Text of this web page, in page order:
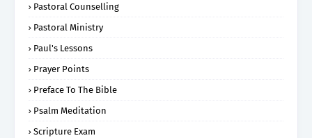
Pastoral Counselling
Pastoral Ministry
Paul's Lessons
Prayer Points
Preface To The Bible
Psalm Meditation
Scripture Exam